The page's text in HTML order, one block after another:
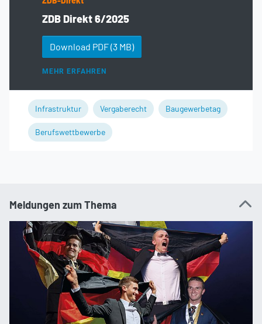
ZDB Direkt 6/2025
Download PDF(3 MB)
MEHR ERFAHREN
Infrastruktur Vergaberecht Baugewerbetag
Berufswettbewerbe
Meldungen zum Thema